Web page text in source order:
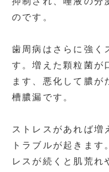
のです。
歯周病はさらに強く
す。増えた顆粒菌が
ます、悪化して膿が
槽膿漏です。
ストレスがあれば増
トラブルが起きます
レスが続くと肌荒れ